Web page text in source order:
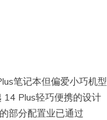
笔记本但偏爱小巧机型
14 Plus轻巧便携的设计
部分配置业已通过